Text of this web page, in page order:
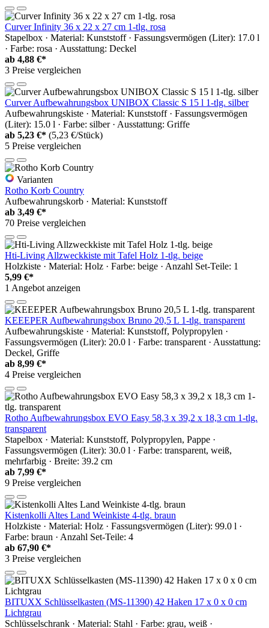
Curver Infinity 36 x 22 x 27 cm 1-tlg. rosa
Stapelbox · Material: Kunststoff · Fassungsvermögen (Liter): 17.0 l
· Farbe: rosa · Ausstattung: Deckel
ab 4,88 €*
3 Preise vergleichen
Curver Aufbewahrungsbox UNIBOX Classic S 15 l 1-tlg. silber
Aufbewahrungskiste · Material: Kunststoff · Fassungsvermögen
(Liter): 15.0 l · Farbe: silber · Ausstattung: Griffe
ab 5,23 €* (5,23 €/Stück)
5 Preise vergleichen
Varianten
Rotho Korb Country
Aufbewahrungskorb · Material: Kunststoff
ab 3,49 €*
70 Preise vergleichen
Hti-Living Allzweckkiste mit Tafel Holz 1-tlg. beige
Holzkiste · Material: Holz · Farbe: beige · Anzahl Set-Teile: 1
5,99 €*
1 Angebot anzeigen
KEEEPER Aufbewahrungsbox Bruno 20,5 L 1-tlg. transparent
Aufbewahrungskiste · Material: Kunststoff, Polypropylen ·
Fassungsvermögen (Liter): 20.0 l · Farbe: transparent · Ausstattung:
Deckel, Griffe
ab 8,99 €*
4 Preise vergleichen
Rotho Aufbewahrungsbox EVO Easy 58,3 x 39,2 x 18,3 cm 1-tlg.
transparent
Stapelbox · Material: Kunststoff, Polypropylen, Pappe ·
Fassungsvermögen (Liter): 30.0 l · Farbe: transparent, weiß,
mehrfarbig · Breite: 39.2 cm
ab 7,99 €*
9 Preise vergleichen
Kistenkolli Altes Land Weinkiste 4-tlg. braun
Holzkiste · Material: Holz · Fassungsvermögen (Liter): 99.0 l ·
Farbe: braun · Anzahl Set-Teile: 4
ab 67,90 €*
3 Preise vergleichen
BITUXX Schlüsselkasten (MS-11390) 42 Haken 17 x 0 x 0 cm
Lichtgrau
Schlüsselschrank · Material: Stahl · Farbe: grau, weiß ·